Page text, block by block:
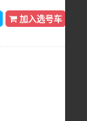
加入选号车